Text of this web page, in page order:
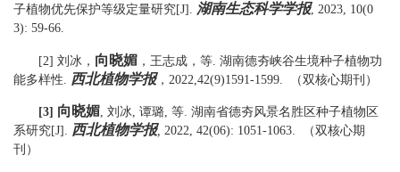
子植物优先保护等级定量研究[J]. 湖南生态科学学报, 2023, 10(0
3): 59-66.
[2] 刘冰， 向晓媚 ，王志成， 等. 湖南德夯峡谷生境种子植物功
能多样性. 西北植物学报， 2022,42(9)1591-1599. （双核心期刊）
[3] 向晓媚, 刘冰, 谭璐, 等. 湖南省德夯风景名胜区种子植物区
系研究[J]. 西北植物学报, 2022, 42(06): 1051-1063.
（双核心期
刊）